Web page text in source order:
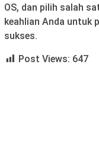
OS, dan pilih salah
keahlian Anda untuk
sukses.
Post Views: 647